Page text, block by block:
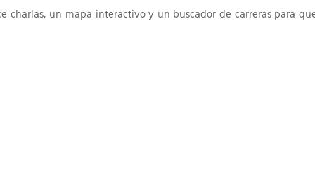
un mapa interactivo y un buscador de carreras para